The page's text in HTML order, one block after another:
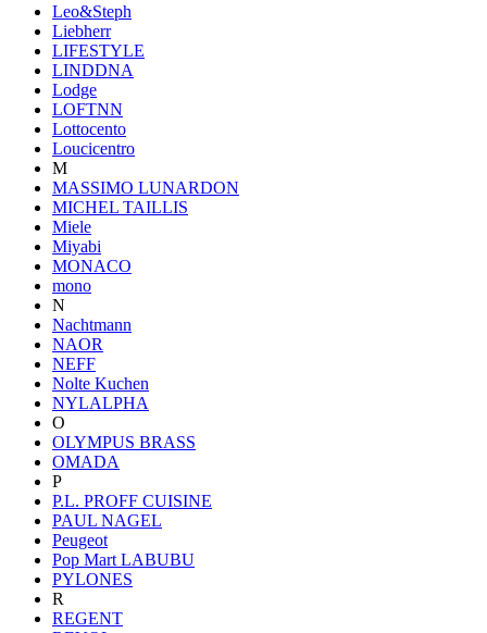
Leo&Steph
Liebherr
LIFESTYLE
LINDDNA
Lodge
LOFTNN
Lottocento
Loucicentro
M
MASSIMO LUNARDON
MICHEL TAILLIS
Miele
Miyabi
MONACO
mono
N
Nachtmann
NAOR
NEFF
Nolte Kuchen
NYLALPHA
O
OLYMPUS BRASS
OMADA
P
P.L. PROFF CUISINE
PAUL NAGEL
Peugeot
Pop Mart LABUBU
PYLONES
R
REGENT